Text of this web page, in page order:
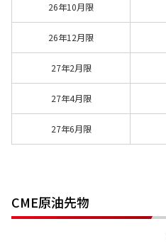
26年10月限
26年12月限
27年2月限
27年4月限
27年6月限
CME原油先物